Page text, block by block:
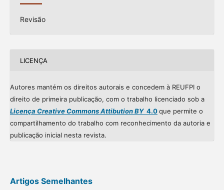
Revisão
LICENÇA
Autores mantém os direitos autorais e concedem à REUFPI o
direito de primeira publicação, com o trabalho licenciado sob a
Licença Creative Commons Attibution BY4.0que permite o
compartilhamento do trabalho com reconhecimento da autoria e
publicação inicial nesta revista.
Artigos Semelhantes